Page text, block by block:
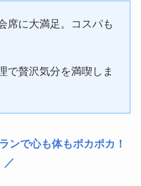
席に大満足。コスパも
で贅沢気分を満喫しま
ンで心も体もポカポカ！
／